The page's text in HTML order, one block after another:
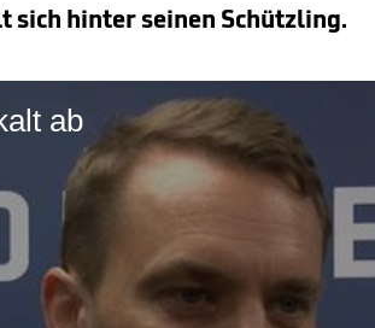
sich hinter seinen Schützling.
ab